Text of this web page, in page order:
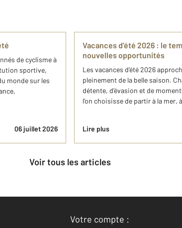
de cyclisme à
sportive,
monde sur les
06 juillet 2026
Vacances d’été 2026 : le
nouvelles opportunités
Les vacances d’été 2026
pleinement de la belle saison.
détente, d’évasion et de
l’on choisisse de partir à la mer,
Lire plus
Voir tous les articles
Votre compte :